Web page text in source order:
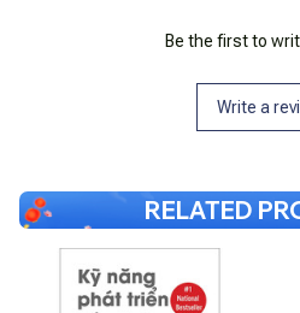
Be the first to
Write a
RELATED